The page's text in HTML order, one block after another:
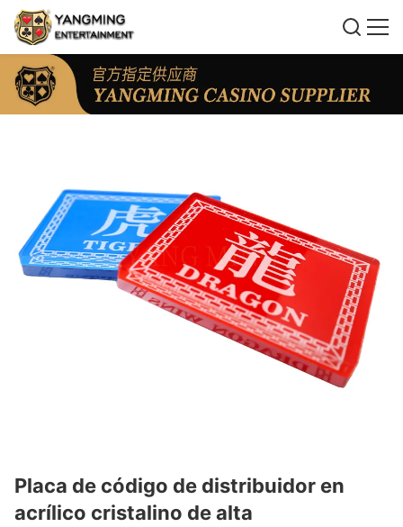
Placa de código de distribuidor en
acrílico cristalino de alta